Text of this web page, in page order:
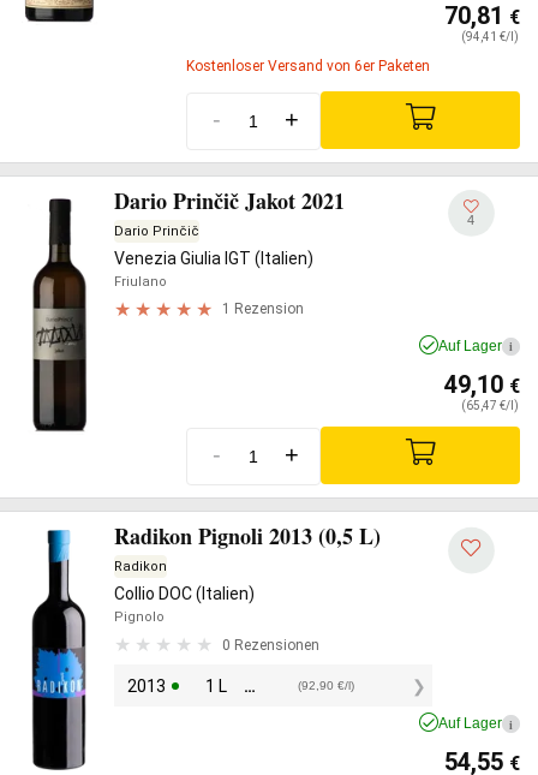
70,81 €
(94,41 €/l)
Kostenloser Versand von 6er Paketen
- +
Dario Prinčič Jakot 2021
Dario Prinčič
Venezia Giulia IGT (Italien)
Friulano
1 Rezension
4
Auf Lager i
49,10 €
(65,47 €/l)
- +
Radikon Pignoli 2013 (0,5 L)
Radikon
Collio DOC (Italien)
Pignolo
0 Rezensionen
2013 1 L 92,90 €(92,90 €/l)
Auf Lager i
54,55 €